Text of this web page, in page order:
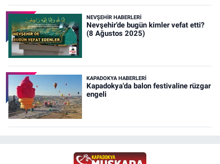
NEVŞEHIR HABERLERI
Nevşehir’de bugün kimler vefat etti?
(8 Ağustos 2025)
KAPADOKYA HABERLERI
Kapadokya'da balon festivaline rüzgar
engeli